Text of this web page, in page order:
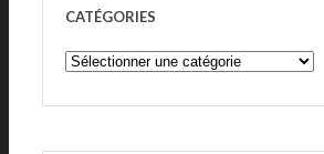
CATÉGORIES